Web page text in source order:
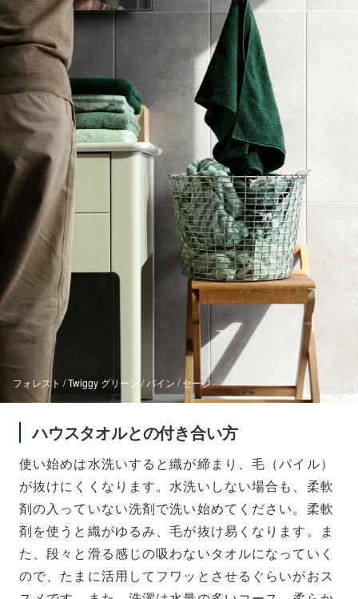
フォレスト / Twiggy グリーン / パイン / セージ
ハウスタオルとの付き合い方
使い始めは水洗いすると織が締まり、毛（パイル）
が抜けにくくなります。水洗いしない場合も、柔軟
剤の入っていない洗剤で洗い始めてください。柔軟
剤を使うと織がゆるみ、毛が抜け易くなります。ま
た、段々と滑る感じの吸わないタオルになっていく
ので、たまに活用してフワッとさせるぐらいがおス